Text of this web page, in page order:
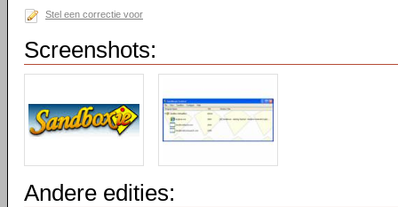
Stel een correctie voor
Screenshots:
Andere edities: